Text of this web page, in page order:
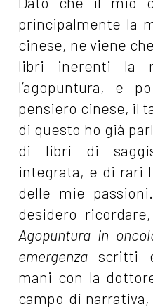
principalmente la
cinese, ne viene
libri inerenti la
l’agopuntura, e
pensiero cinese, il
di questo ho già
di libri di
integrata, e di rari
delle mie
desidero
Agopuntura in
emergenza scritti
mani con la
campo di narrativa,